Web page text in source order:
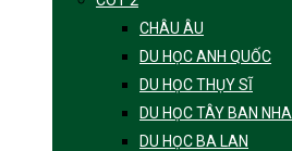
CHÂU ÂU
DU HỌC ANH QUỐC
DU HỌC THỤY SĨ
DU HỌC TÂY BAN NHA
DU HỌC BA LAN